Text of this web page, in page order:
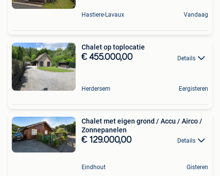
Hastiere-Lavaux Vandaag
Chalet op toplocatie
€ 455.000,00 Details
Herdersem Eergisteren
Chalet met eigen grond / Accu / Airco /
Zonnepanelen
€ 129.000,00 Details
Eindhout Gisteren